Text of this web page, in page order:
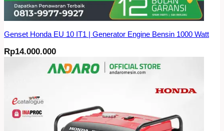
Genset Honda EU 10 IT1 | Generator Engine Bensin 1000 Watt
Rp14.000.000